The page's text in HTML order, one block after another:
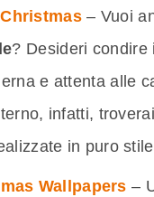
– Vuoi
? Desideri condire
e attenta alle
infatti,
in puro
Wallpapers –